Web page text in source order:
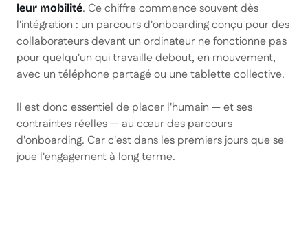
leur mobilité. Ce chiffre commence souvent dès
l'intégration : un parcours d'onboarding conçu pour des
collaborateurs devant un ordinateur ne fonctionne pas
pour quelqu'un qui travaille debout, en mouvement,
avec un téléphone partagé ou une tablette collective.
Il est donc essentiel de placer l'humain — et ses
contraintes réelles — au cœur des parcours
d'onboarding. Car c'est dans les premiers jours que se
joue l'engagement à long terme.